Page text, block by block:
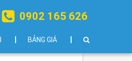
BẢNG GIÁ
0902 165 626